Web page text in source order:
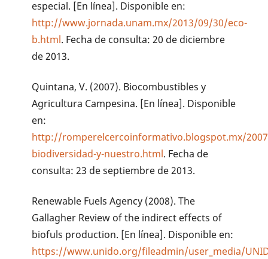
especial. [En línea]. Disponible en:
http://www.jornada.unam.mx/2013/09/30/eco-
b.html. Fecha de consulta: 20 de diciembre
de 2013.
Quintana, V. (2007). Biocombustibles y
Agricultura Campesina. [En línea]. Disponible
en:
http://romperelcercoinformativo.blogspot.mx/
biodiversidad-y-nuestro.html. Fecha de
consulta: 23 de septiembre de 2013.
Renewable Fuels Agency (2008). The
Gallagher Review of the indirect effects of
biofuls production. [En línea]. Disponible en:
https://www.unido.org/fileadmin/user_media/